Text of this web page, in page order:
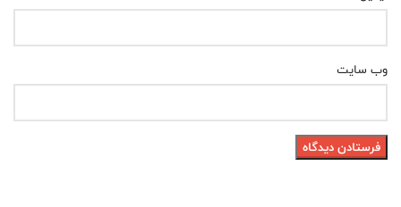
وب‌ سایت